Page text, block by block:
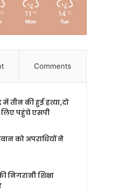
11 ℃
Mon
14 ℃
Tue
Comments
में तीन की हुई हत्या,दो
पहुंचे एसपी
को अपराधियों ने
निगरानी शिक्षा